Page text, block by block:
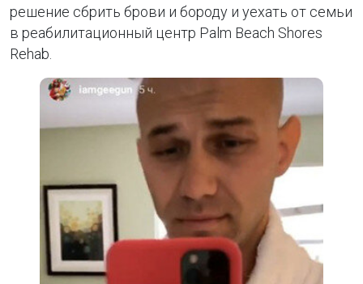
решение сбрить брови и бороду и уехать от семьи
в реабилитационный центр Palm Beach Shores
Rehab.